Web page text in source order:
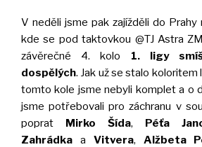
V neděli jsme pak zajížděli do Prahy
kde se pod taktovkou @TJ Astra
závěrečné 4. kolo 1. ligy
dospělých. Jak už se stalo koloritem
tomto kole jsme nebyli komplet a o
jsme potřebovali pro záchranu v
poprat Mirko Šída, Péťa
Zahrádka a Vitvera, Alžbeta